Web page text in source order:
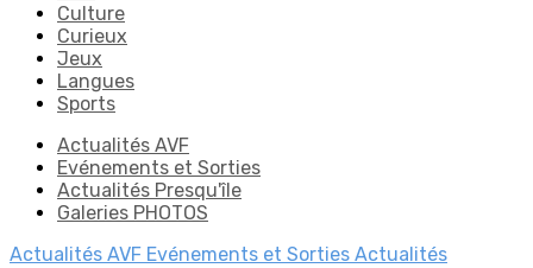
Culture
Curieux
Jeux
Langues
Sports
Actualités AVF
Evénements et Sorties
Actualités Presqu'île
Galeries PHOTOS
Actualités AVF Evénements et Sorties Actualités